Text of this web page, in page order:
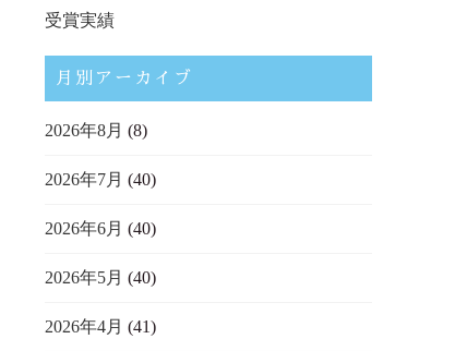
受賞実績
月別アーカイブ
2026年8月 (8)
2026年7月 (40)
2026年6月 (40)
2026年5月 (40)
2026年4月 (41)